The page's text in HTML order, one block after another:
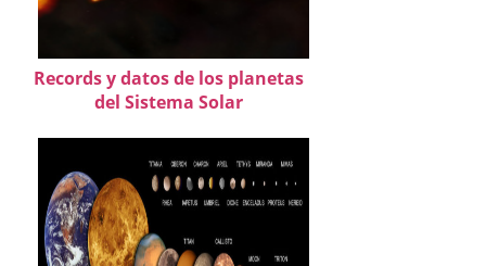
Records y datos de los planetas
del Sistema Solar